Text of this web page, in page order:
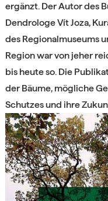
ergänzt. Der Autor des
Dendrologe Vít Joza,
des Regionalmuseums
Region war von jeher
bis heute so. Die
der Bäume, mögliche
Schutzes und ihre